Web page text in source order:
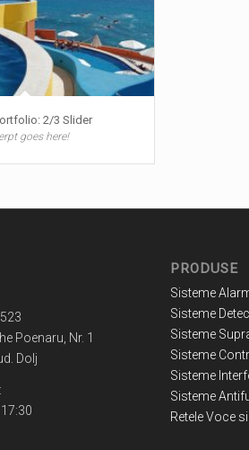
2/3 Slider
goes here!
Poenaru, Nr. 1
Dolj
PRODUSE
Sisteme
Sisteme
Sisteme
Sisteme
Sisteme
Sisteme
Retele Voce